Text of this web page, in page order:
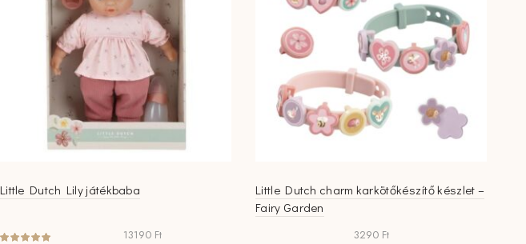
Little Dutch Lily játékbaba
13190 Ft
Little Dutch charm karkötőkészítő készlet –
Fairy Garden
3290 Ft